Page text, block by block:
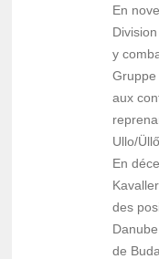
En
y
Gruppe
aux
Ullo/
En
des
de